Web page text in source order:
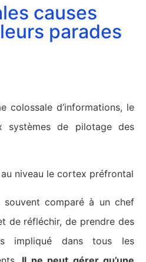
causes
parades
colossale d’informations, le
systèmes de pilotage des
niveau le cortex préfrontal
comparé à un chef
de réfléchir, de prendre des
impliqué dans tous les